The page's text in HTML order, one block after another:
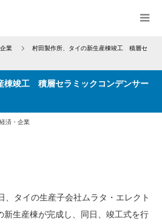
業
村田製作所、タイの新生産棟竣工 積層セ
棟竣工 積層セラミックコンデンサー
済・企業
、タイの生産子会社ムラタ・エレクト
新生産棟が完成し、同日、竣工式を行